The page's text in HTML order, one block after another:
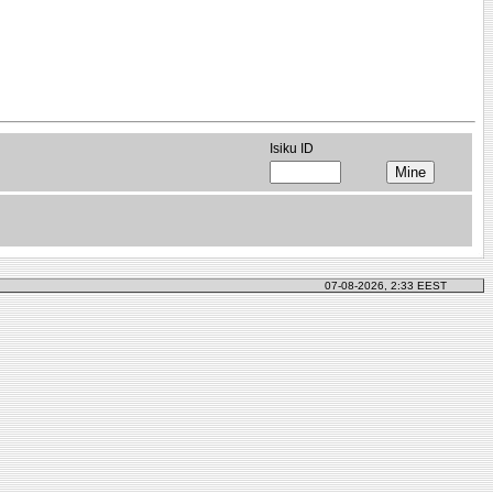
Isiku ID
07-08-2026, 2:33 EEST